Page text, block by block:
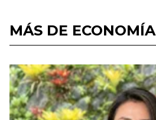
MÁS DE ECONOMÍA